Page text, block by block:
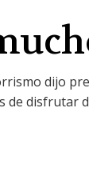
dijo
disfrutar